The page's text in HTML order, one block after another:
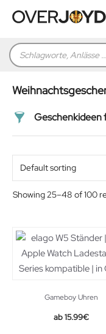
Inhalt
Products
search
Geschenkideen
Beziehung
Showing 25–48 of 100
Gameboy Uhren
15.99€